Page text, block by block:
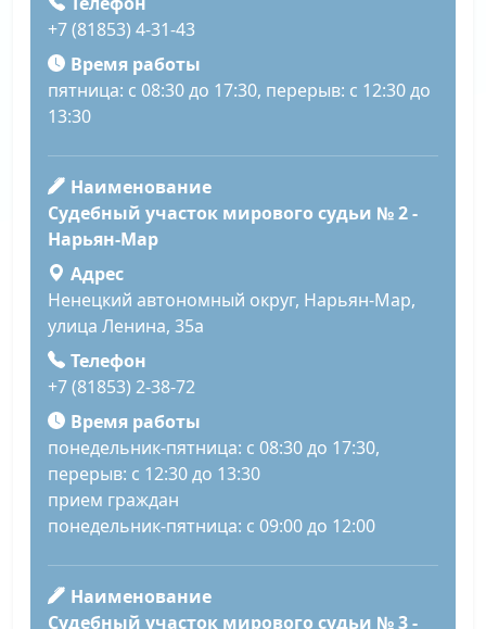
+7 (81853) 4-31-43
Время работы
пятница: с 08:30 до 17:30, перерыв: с 12:30 до
13:30
Наименование
Судебный участок мирового судьи № 2 -
Нарьян-Мар
Адрес
Ненецкий автономный округ, Нарьян-Мар,
улица Ленина, 35а
Телефон
+7 (81853) 2-38-72
Время работы
понедельник-пятница: с 08:30 до 17:30,
перерыв: с 12:30 до 13:30
прием граждан
понедельник-пятница: с 09:00 до 12:00
Наименование
Судебный участок мирового судьи № 3 -